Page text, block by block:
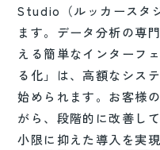
Studio（ルッカースタ
ます。データ分析の専
える簡単なインターフ
る化」は、高額なシス
始められます。お客様
がら、段階的に改善し
小限に抑えた導入を実現